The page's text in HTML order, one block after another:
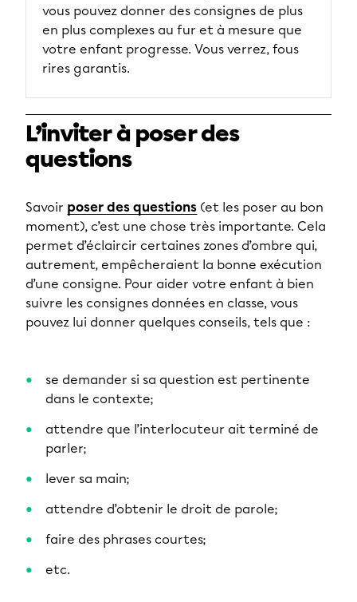
vous pouvez donner des consignes de plus
en plus complexes au fur et à mesure que
votre enfant progresse. Vous verrez, fous
rires garantis.
L’inviter à poser des
questions
Savoir poser des questions (et les poser au bon
moment), c’est une chose très importante. Cela
permet d’éclaircir certaines zones d’ombre qui,
autrement, empêcheraient la bonne exécution
d’une consigne. Pour aider votre enfant à bien
suivre les consignes données en classe, vous
pouvez lui donner quelques conseils, tels que :
se demander si sa question est pertinente
dans le contexte;
attendre que l’interlocuteur ait terminé de
parler;
lever sa main;
attendre d’obtenir le droit de parole;
faire des phrases courtes;
etc.